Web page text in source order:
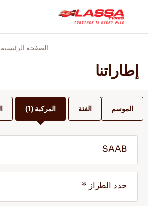
المدونات ومقاطع الفيديو
الصفحة الرئيسية
إطاراتنا
الموسم الفئة المركبة (1)
SAAB
حدد الطراز *